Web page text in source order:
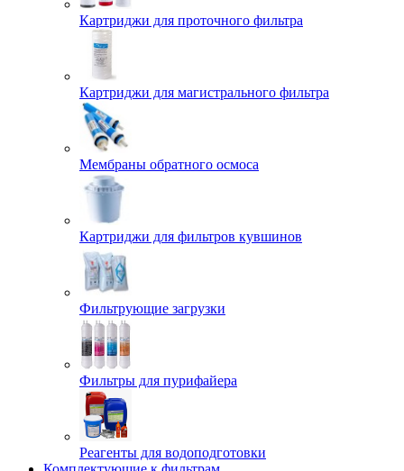
Картриджи для проточного фильтра
Картриджи для магистрального фильтра
Мембраны обратного осмоса
Картриджи для фильтров кувшинов
Фильтрующие загрузки
Фильтры для пурифайера
Реагенты для водоподготовки